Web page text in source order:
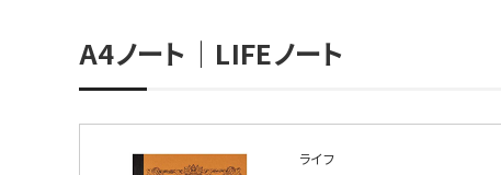
A4ノート｜LIFEノート
ライフ